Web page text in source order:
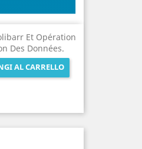
Et Opération
Des Données.
AL CARRELLO